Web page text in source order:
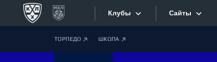
Клубы Сайты
ТОРПЕДО ШКОЛА